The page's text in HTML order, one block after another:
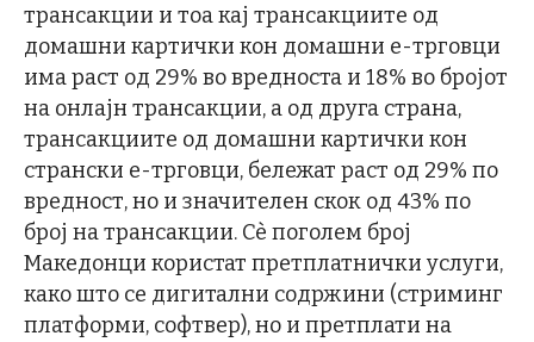
трансакции и тоа кај трансакциите од
домашни картички кон домашни е-трговци
има раст од 29% во вредноста и 18% во бројот
на онлајн трансакции, а од друга страна,
трансакциите од домашни картички кон
странски е-трговци, бележат раст од 29% по
вредност, но и значителен скок од 43% по
број на трансакции. Сѐ поголем број
Македонци користат претплатнички услуги,
како што се дигитални содржини (стриминг
платформи, софтвер), но и претплати на